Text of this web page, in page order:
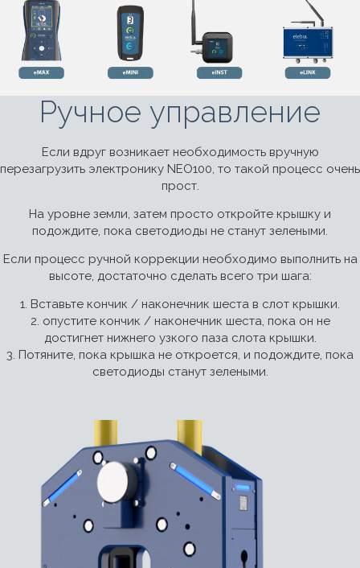
Ручное управление
Если вдруг возникает необходимость вручную
перезагрузить электронику NEO100, то такой процесс очень
прост.
На уровне земли, затем просто откройте крышку и
подождите, пока светодиоды не станут зелеными.
Если процесс ручной коррекции необходимо выполнить на
высоте, достаточно сделать всего три шага:
1. Вставьте кончик / наконечник шеста в слот крышки.
2. опустите кончик / наконечник шеста, пока он не
достигнет нижнего узкого паза слота крышки.
3. Потяните, пока крышка не откроется, и подождите, пока
светодиоды станут зелеными.